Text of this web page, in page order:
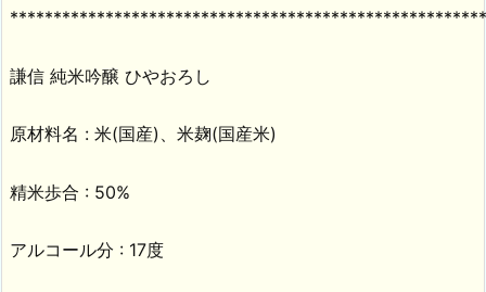
謙信 純米吟醸 ひやおろし
原材料名 : 米(国産)、米麹(国産米)
精米歩合 : 50%
アルコール分 : 17度